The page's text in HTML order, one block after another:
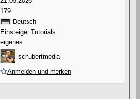
179
Deutsch
Einsteiger Tutorials...
eigenes
schubertmedia
Anmelden und merken